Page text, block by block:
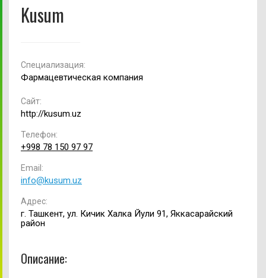
Kusum
Cпециализация:
Фармацевтическая компания
Сайт:
http://kusum.uz
Телефон:
+998 78 150 97 97
Email:
info@kusum.uz
Адрес:
г. Ташкент, ул. Кичик Халка Йули 91, Яккасарайский
район
Описание: